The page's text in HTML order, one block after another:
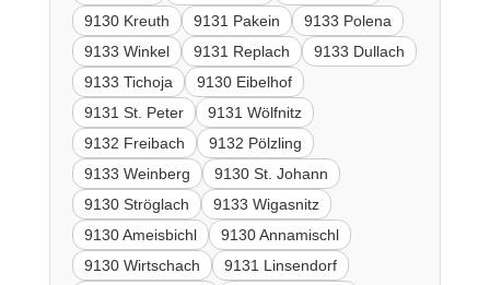
9130 Kreuth
9131 Pakein
9133 Polena
9133 Winkel
9131 Replach
9133 Dullach
9133 Tichoja
9130 Eibelhof
9131 St. Peter
9131 Wölfnitz
9132 Freibach
9132 Pölzling
9133 Weinberg
9130 St. Johann
9130 Ströglach
9133 Wigasnitz
9130 Ameisbichl
9130 Annamischl
9130 Wirtschach
9131 Linsendorf